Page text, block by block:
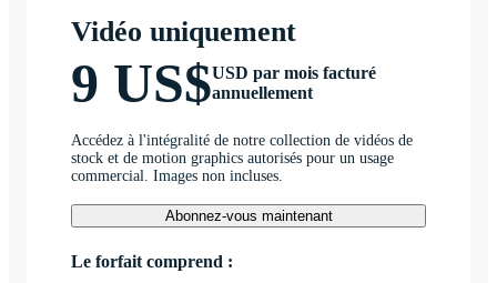
Vidéo uniquement
9 US$USD par mois facturé
annuellement
Accédez à l'intégralité de notre collection de vidéos de
stock et de motion graphics autorisés pour un usage
commercial. Images non incluses.
Abonnez-vous maintenant
Le forfait comprend :